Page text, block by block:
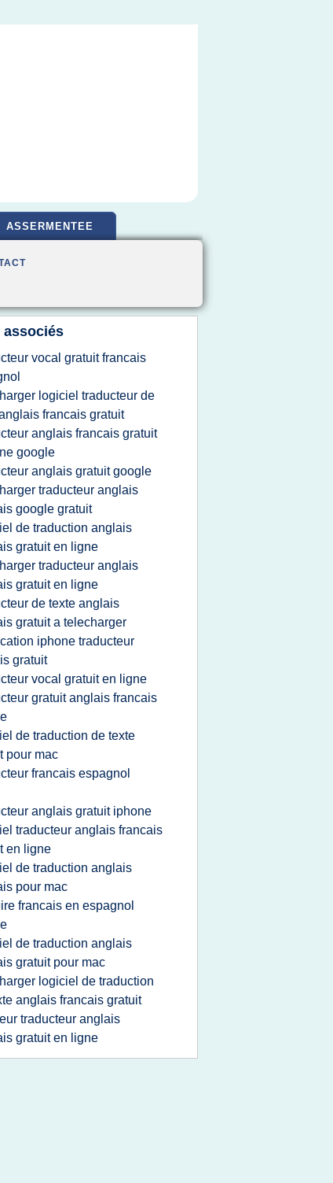
ASSERMENTEE
associés
vocal gratuit francais
logiciel traducteur de
francais gratuit
anglais francais gratuit
google
anglais gratuit google
traducteur anglais
google gratuit
de traduction anglais
gratuit en ligne
traducteur anglais
gratuit en ligne
de texte anglais
gratuit a telecharger
iphone traducteur
gratuit
vocal gratuit en ligne
gratuit anglais francais
de traduction de texte
pour mac
francais espagnol
anglais gratuit iphone
traducteur anglais francais
en ligne
de traduction anglais
pour mac
francais en espagnol
de traduction anglais
gratuit pour mac
logiciel de traduction
anglais francais gratuit
traducteur anglais
gratuit en ligne